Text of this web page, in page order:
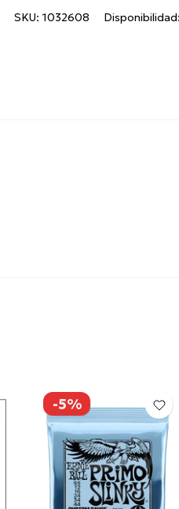
SKU: 1032608 Disponibilidad:
-5%